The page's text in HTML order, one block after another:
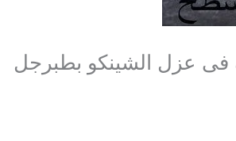
عزل الشينكو بطبرجل